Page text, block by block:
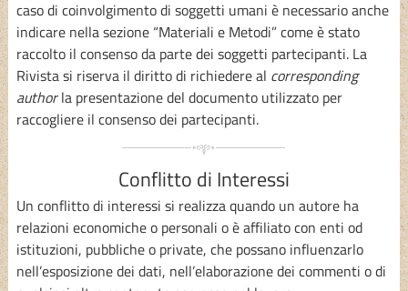
caso di coinvolgimento di soggetti umani è necessario anche
indicare nella sezione “Materiali e Metodi” come è stato
raccolto il consenso da parte dei soggetti partecipanti. La
Rivista si riserva il diritto di richiedere al corresponding
authorla presentazione del documento utilizzato per
raccogliere il consenso dei partecipanti.
Conflitto di Interessi
Un conflitto di interessi si realizza quando un autore ha
relazioni economiche o personali o è affiliato con enti od
istituzioni, pubbliche o private, che possano influenzarlo
nell’esposizione dei dati, nell’elaborazione dei commenti o di